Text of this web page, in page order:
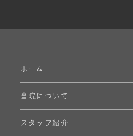
ホーム
当院について
スタッフ紹介